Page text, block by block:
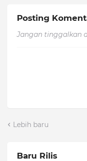
Posting
Jangan tinggalkan
Lebih baru
Baru Rilis